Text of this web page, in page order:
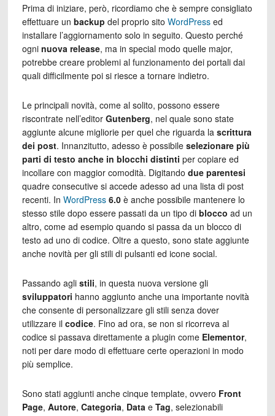
Prima di iniziare, però, ricordiamo che è sempre consigliato
effettuare un backup del proprio sito WordPressed
installare l’aggiornamento solo in seguito. Questo perché
ogni nuova release, ma in special modo quelle major,
potrebbe creare problemi al funzionamento dei portali dai
quali difficilmente poi si riesce a tornare indietro.
Le principali novità, come al solito, possono essere
riscontrate nell’editor Gutenberg, nel quale sono state
aggiunte alcune migliorie per quel che riguarda la scrittura
dei post. Innanzitutto, adesso è possibile selezionare più
parti di testo anche in blocchi distinti per copiare ed
incollare con maggior comodità. Digitando due parentesi
quadre consecutive si accede adesso ad una lista di post
recenti. In WordPress 6.0è anche possibile mantenere lo
stesso stile dopo essere passati da un tipo di blocco ad un
altro, come ad esempio quando si passa da un blocco di
testo ad uno di codice. Oltre a questo, sono state aggiunte
anche novità per gli stili di pulsanti ed icone social.
Passando agli stili, in questa nuova versione gli
sviluppatori hanno aggiunto anche una importante novità
che consente di personalizzare gli stili senza dover
utilizzare il codice. Fino ad ora, se non si ricorreva al
codice si passava direttamente a plugin come Elementor,
noti per dare modo di effettuare certe operazioni in modo
più semplice.
Sono stati aggiunti anche cinque template, ovvero Front
Page, Autore, Categoria, Data e Tag, selezionabili